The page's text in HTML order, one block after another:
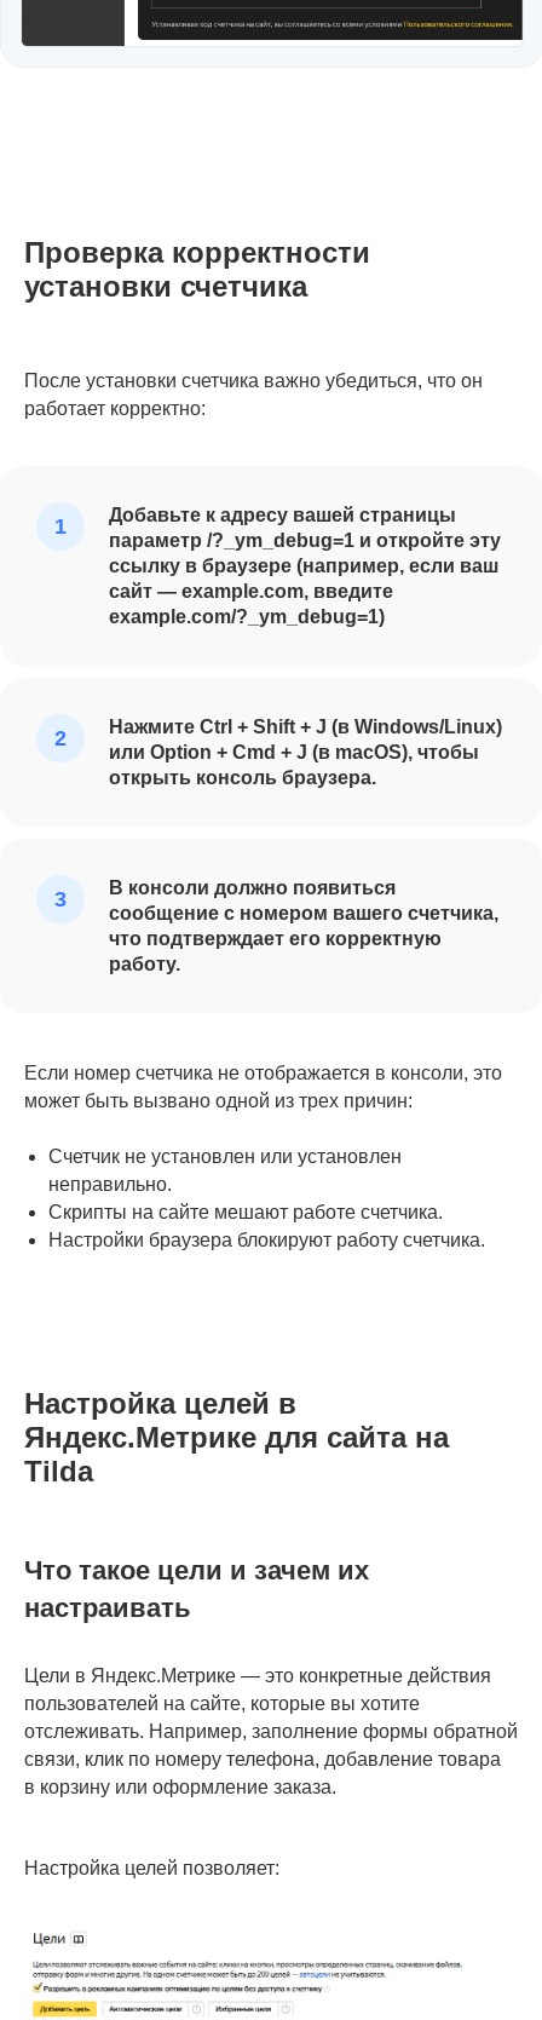
Проверка корректности
установки счетчика
После установки счетчика важно убедиться, что он
работает корректно:
Добавьте к адресу вашей страницы
параметр /?_ym_debug=1 и откройте эту
ссылку в браузере (например, если ваш
сайт — example.com, введите
example.com/?_ym_debug=1)
Нажмите Ctrl + Shift + J (в Windows/Linux)
или Option + Cmd + J (в macOS), чтобы
открыть консоль браузера.
В консоли должно появиться
сообщение с номером вашего счетчика,
что подтверждает его корректную
работу.
Если номер счетчика не отображается в консоли, это
может быть вызвано одной из трех причин:
Счетчик не установлен или установлен
неправильно.
Скрипты на сайте мешают работе счетчика.
Настройки браузера блокируют работу счетчика.
Настройка целей в
Яндекс.Метрике для сайта на
Tilda
Что такое цели и зачем их
настраивать
Цели в Яндекс.Метрике — это конкретные действия
пользователей на сайте, которые вы хотите
отслеживать. Например, заполнение формы обратной
связи, клик по номеру телефона, добавление товара
в корзину или оформление заказа.
Настройка целей позволяет: